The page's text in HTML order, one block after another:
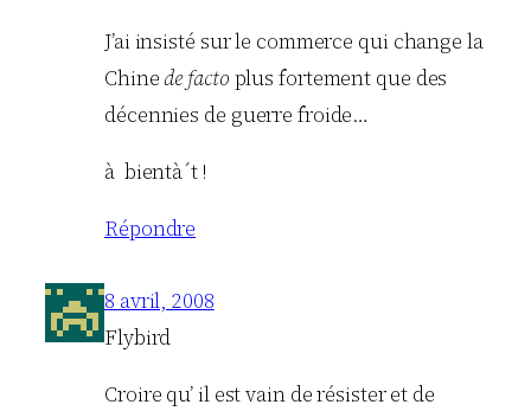
J’ai insisté sur le commerce qui change la
Chinede facto plus fortement que des
décennies de guerre froide…
à bientà´t !
Répondre
8 avril, 2008
Flybird
Croire qu’ il est vain de résister et de